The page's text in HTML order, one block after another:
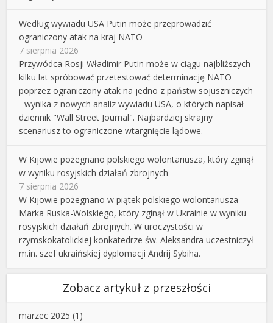
Według wywiadu USA Putin może przeprowadzić
ograniczony atak na kraj NATO
7 sierpnia 2026
Przywódca Rosji Władimir Putin może w ciągu najbliższych
kilku lat spróbować przetestować determinację NATO
poprzez ograniczony atak na jedno z państw sojuszniczych
- wynika z nowych analiz wywiadu USA, o których napisał
dziennik "Wall Street Journal". Najbardziej skrajny
scenariusz to ograniczone wtargnięcie lądowe.
W Kijowie pożegnano polskiego wolontariusza, który zginął
w wyniku rosyjskich działań zbrojnych
7 sierpnia 2026
W Kijowie pożegnano w piątek polskiego wolontariusza
Marka Ruska-Wolskiego, który zginął w Ukrainie w wyniku
rosyjskich działań zbrojnych. W uroczystości w
rzymskokatolickiej konkatedrze św. Aleksandra uczestniczył
m.in. szef ukraińskiej dyplomacji Andrij Sybiha.
Zobacz artykuł z przeszłości
marzec 2025 (1)